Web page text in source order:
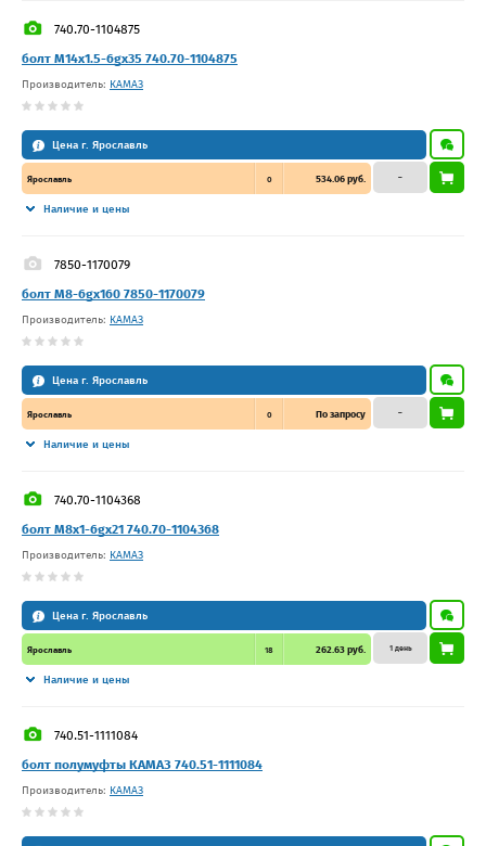
740.70-1104875
болт M14x1.5-6gx35 740.70-1104875
Производитель: КАМАЗ
Цена г. Ярославль
Ярославль 0 534.06 руб.
Наличие и цены
–
7850-1170079
болт М8-6gх160 7850-1170079
Производитель: КАМАЗ
Цена г. Ярославль
Ярославль 0 По запросу
Наличие и цены
–
740.70-1104368
болт М8х1-6gх21 740.70-1104368
Производитель: КАМАЗ
Цена г. Ярославль
Ярославль 18 262.63 руб.
Наличие и цены
1 день
740.51-1111084
болт полумуфты КАМАЗ 740.51-1111084
Производитель: КАМАЗ